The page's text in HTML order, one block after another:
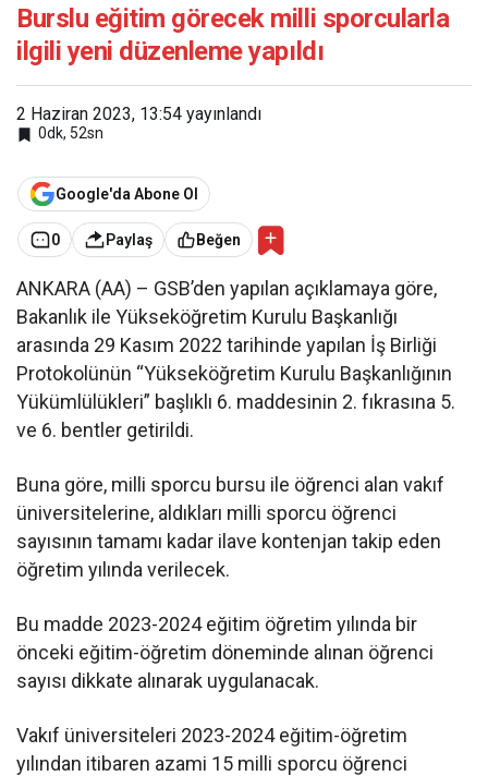
düzenleme yapıldı
Burslu eğitim görecek milli sporcularla
ilgili yeni düzenleme yapıldı
2 Haziran 2023, 13:54 yayınlandı
0dk, 52sn
Google'da Abone Ol
0 Paylaş Beğen
ANKARA (AA) – GSB’den yapılan açıklamaya göre,
Bakanlık ile Yükseköğretim Kurulu Başkanlığı
arasında 29 Kasım 2022 tarihinde yapılan İş Birliği
Protokolünün “Yükseköğretim Kurulu Başkanlığının
Yükümlülükleri” başlıklı 6. maddesinin 2. fıkrasına 5.
ve 6. bentler getirildi.
Buna göre, milli sporcu bursu ile öğrenci alan vakıf
üniversitelerine, aldıkları milli sporcu öğrenci
sayısının tamamı kadar ilave kontenjan takip eden
öğretim yılında verilecek.
Bu madde 2023-2024 eğitim öğretim yılında bir
önceki eğitim-öğretim döneminde alınan öğrenci
sayısı dikkate alınarak uygulanacak.
Vakıf üniversiteleri 2023-2024 eğitim-öğretim
yılından itibaren azami 15 milli sporcu öğrenci